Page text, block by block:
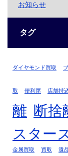
お知らせ
タグ
ダイヤモンド買取
取 便利屋 店舗持
離 断捨
スター
金属買取 買取 遺